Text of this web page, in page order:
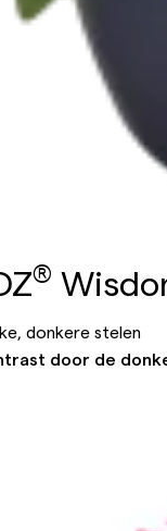
®
donkere stelen
door de